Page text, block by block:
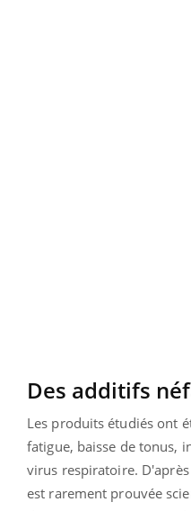
Des additifs
Les produits étudiés ont
fatigue, baisse de tonus,
virus respiratoire.
est rarement prouvée